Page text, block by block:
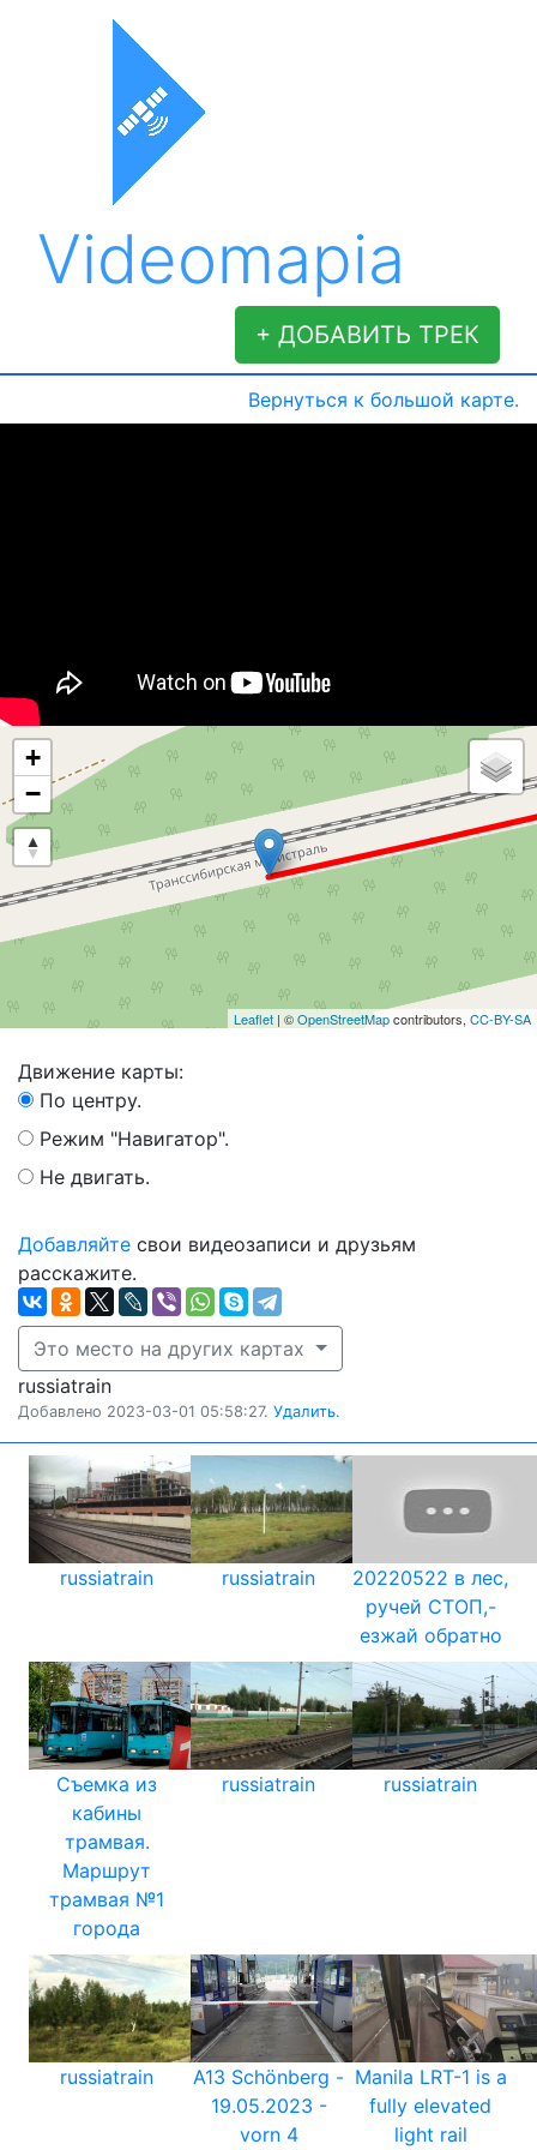
Videomapia
+ ДОБАВИТЬ ТРЕК
Вернуться к большой карте.
+
−
Leaflet | ©OpenStreetMapcontributors, CC-BY-SA
Движение карты:
По центру.
Режим "Навигатор".
Не двигать.
Добавляйте свои видеозаписи и друзьям
расскажите.
Это место на других картах
russiatrain
Добавлено 2023-03-01 05:58:27. Удалить.
russiatrain russiatrain
20220522 в лес,
ручей СТОП,-
езжай обратно
Съемка из
кабины
трамвая.
Маршрут
трамвая №1
города
russiatrain russiatrain
russiatrain
A13 Schönberg -
19.05.2023 -
vorn 4
Manila LRT-1 is a
fully elevated
light rail